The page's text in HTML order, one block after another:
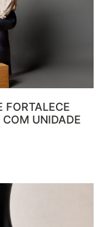
UNIDADE